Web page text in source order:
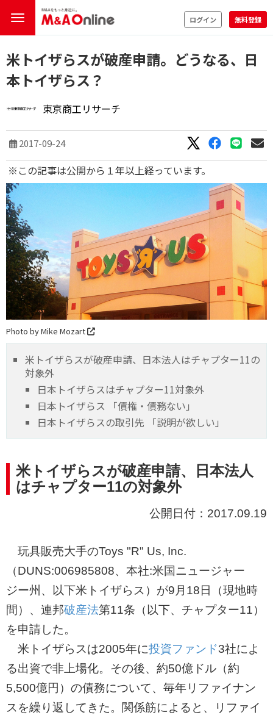
ログイン 無料登録
米トイザらスが破産申請。どうなる、日
本トイザらス？
東京商工リサーチ
2017-09-24
※この記事は公開から１年以上経っています。
Photo by Mike Mozart
米トイザらスが破産申請、日本法人はチャプター11の
対象外
日本トイザらスはチャプター11対象外
日本トイザらス 「債権・債務ない」
日本トイザらスの取引先 「説明が欲しい」
米トイザらスが破産申請、日本法人
はチャプター11の対象外
公開日付：2017.09.19
玩具販売大手のToys "R" Us, Inc.
（DUNS:006985808、本社:米国ニュージャー
ジー州、以下米トイザらス）が9月18日（現地時
間）、連邦破産法第11条（以下、チャプター11）
を申請した。
米トイザらスは2005年に投資ファンド3社によ
る出資で非上場化。その後、約50億ドル（約
5,500億円）の債務について、毎年リファイナン
スを繰り返してきた。関係筋によると、リファイ